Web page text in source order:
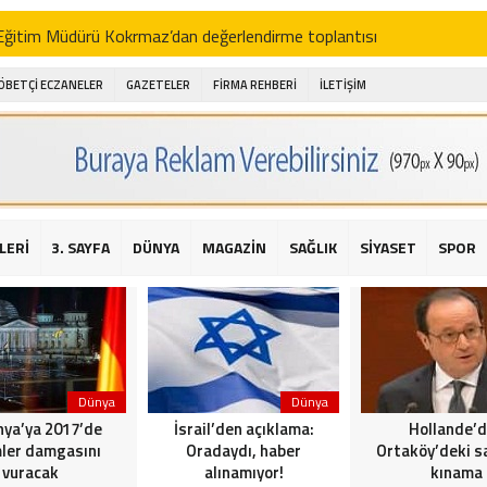
Müdürü Kokrmaz’dan değerlendirme toplantısı
Alibeyoğlu, Aile Destek Merkezini ziyaret etti
ıhlamur piyasalarda
şehitleri için bayraklı kayak gösterileri düzenlenecek
için yardım kermesi
2016 yılı değerlendirmesi
Sarıyer Çayırbaşı Cezayirli Hasan Paşa Camii’nde silahlı
Bahçeli’den Reina’ya düzenlenen terör saldırısına ilişkin açıklama
ECZANELER GAZETELER FİRMA REHBERİ İLETİŞİM
3. SAYFA DÜNYA MAGAZİN SAĞLIK SİYASET SPOR
Dünya
2017’de
damgasını
vuracak
Dünya
İsrail’den açıklama:
Oradaydı, haber
alınamıyor!
Ortaköy’deki
kınama